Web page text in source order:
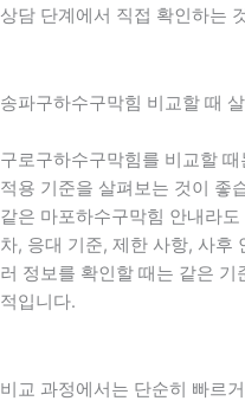
상담 단계에서 직접 확인하는
송파구하수구막힘 비교할 때
구로구하수구막힘를 비교할
적용 기준을 살펴보는 것이 좋
같은 마포하수구막힘 안내라
차, 응대 기준, 제한 사항, 사후
러 정보를 확인할 때는 같은
적입니다.
비교 과정에서는 단순히 빠르